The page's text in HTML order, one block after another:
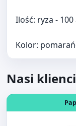
Kolor:
Nasi
Otwórz produkt: